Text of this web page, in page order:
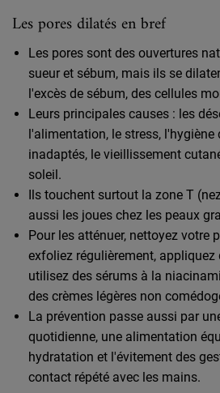
Les pores dilatés en bref
Les pores sont des ouvertures
sueur et sébum, mais ils se
l'excès de sébum, des cellules
Leurs principales causes : les
l'alimentation, le stress, l'hygiène
inadaptés, le vieillissement
soleil.
Ils touchent surtout la zone T
aussi les joues chez les peaux
Pour les atténuer, nettoyez votre
exfoliez régulièrement,
utilisez des sérums à la
des crèmes légères non
La prévention passe aussi par
quotidienne, une alimentation
hydratation et l'évitement des
contact répété avec les mains.